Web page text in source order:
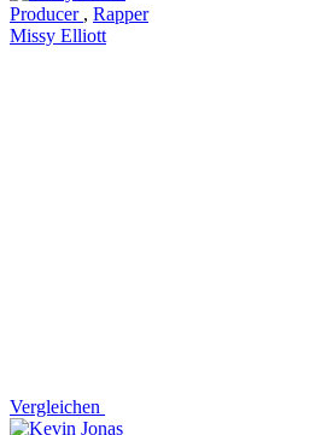
Producer , Rapper
Missy Elliott
Vergleichen